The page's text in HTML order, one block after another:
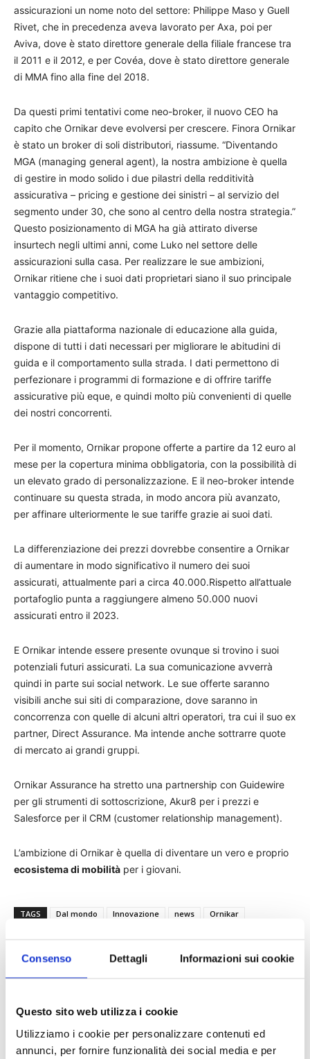
Consenso Dettagli Informazioni sui cookie
Questo sito web utilizza i cookie
Utilizziamo i cookie per personalizzare contenuti ed
annunci, per fornire funzionalità dei social media e per
assicurazioni un nome noto del settore: Philippe Maso y Guell
Rivet, che in precedenza aveva lavorato per Axa, poi per
Aviva, dove è stato direttore generale della filiale francese tra
il 2011 e il 2012, e per Covéa, dove è stato direttore generale
di MMA fino alla fine del 2018.
Da questi primi tentativi come neo-broker, il nuovo CEO ha
capito che Ornikar deve evolversi per crescere. Finora Ornikar
è stato un broker di soli distributori, riassume. “Diventando
MGA (managing general agent), la nostra ambizione è quella
di gestire in modo solido i due pilastri della redditività
assicurativa – pricing e gestione dei sinistri – al servizio del
segmento under 30, che sono al centro della nostra strategia.”
Questo posizionamento di MGA ha già attirato diverse
insurtech negli ultimi anni, come Luko nel settore delle
assicurazioni sulla casa. Per realizzare le sue ambizioni,
Ornikar ritiene che i suoi dati proprietari siano il suo principale
vantaggio competitivo.
Grazie alla piattaforma nazionale di educazione alla guida,
dispone di tutti i dati necessari per migliorare le abitudini di
guida e il comportamento sulla strada. I dati permettono di
perfezionare i programmi di formazione e di offrire tariffe
assicurative più eque, e quindi molto più convenienti di quelle
dei nostri concorrenti.
Per il momento, Ornikar propone offerte a partire da 12 euro al
mese per la copertura minima obbligatoria, con la possibilità di
un elevato grado di personalizzazione. E il neo-broker intende
continuare su questa strada, in modo ancora più avanzato,
per affinare ulteriormente le sue tariffe grazie ai suoi dati.
La differenziazione dei prezzi dovrebbe consentire a Ornikar
di aumentare in modo significativo il numero dei suoi
assicurati, attualmente pari a circa 40.000.Rispetto all’attuale
portafoglio punta a raggiungere almeno 50.000 nuovi
assicurati entro il 2023.
E Ornikar intende essere presente ovunque si trovino i suoi
potenziali futuri assicurati. La sua comunicazione avverrà
quindi in parte sui social network. Le sue offerte saranno
visibili anche sui siti di comparazione, dove saranno in
concorrenza con quelle di alcuni altri operatori, tra cui il suo ex
partner, Direct Assurance. Ma intende anche sottrarre quote
di mercato ai grandi gruppi.
Ornikar Assurance ha stretto una partnership con Guidewire
per gli strumenti di sottoscrizione, Akur8 per i prezzi e
Salesforce per il CRM (customer relationship management).
L’ambizione di Ornikar è quella di diventare un vero e proprio
ecosistema di mobilità per i giovani.
TAGS Dal mondo Innovazione news Ornikar